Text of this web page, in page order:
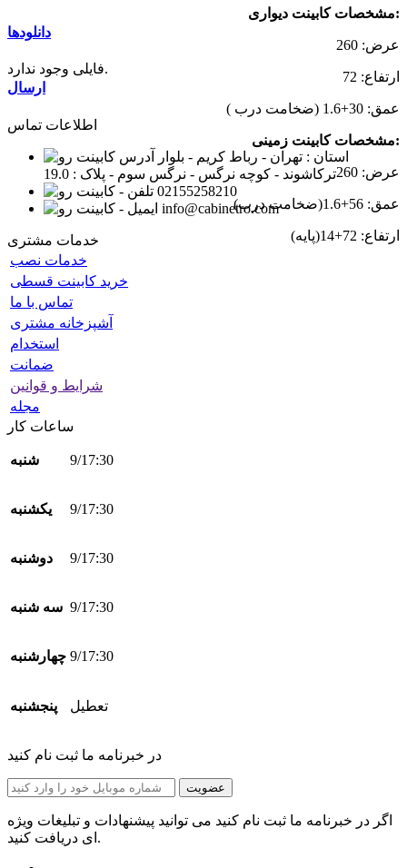
مشخصات کابینت دیواری:
عرض: 260
ارتفاع: 72
عمق: 30+1.6 (ضخامت درب )
مشخصات کابینت زمینی:
عرض: 260
عمق: 56+1.6(ضخامت درب)
ارتفاع: 72+14(پایه)
دانلودها
فایلی وجود ندارد.
ارسال
اطلاعات تماس
استان : تهران - رباط کریم - بلوار
ترکاشوند - کوچه نرگس - نرگس سوم - پلاک : 19.0
02155258210
info@cabinetro.com
خدمات مشتری
خدمات نصب
خرید کابینت قسطی
تماس با ما
آشپزخانه مشتری
استخدام
ضمانت
شرایط و قوانین
مجله
ساعات کار
شنبه 9/17:30
یکشنبه 9/17:30
دوشنبه 9/17:30
سه شنبه 9/17:30
چهارشنبه 9/17:30
پنجشنبه تعطیل
در خبرنامه ما ثبت نام کنید
عضویت
اگر در خبرنامه ما ثبت نام کنید می توانید پیشنهادات و تبلیغات ویژه
ای دریافت کنید.